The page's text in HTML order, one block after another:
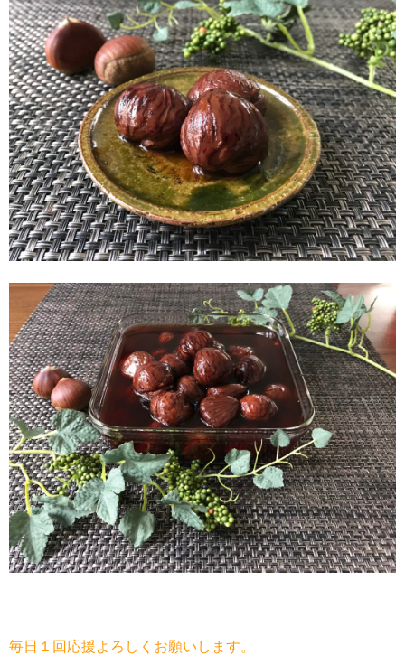
毎日１回応援よろしくお願いします。